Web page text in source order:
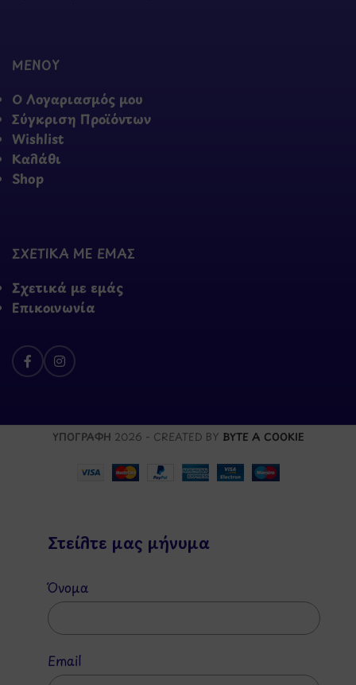
ΜΕΝΟΥ
Ο Λογαριασμός μου
Σύγκριση Προϊόντων
Wishlist
Καλάθι
Shop
ΣΧΕΤΙΚΑ ΜΕ ΕΜΑΣ
Σχετικά με εμάς
Επικοινωνία
ΥΠΟΓΡΑΦΗ 2026 - CREATED BY BYTE A COOKIE
Στείλτε μας μήνυμα
Όνομα
Email